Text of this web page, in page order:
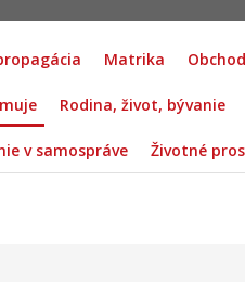
Matrika
Rodina, život, bývanie
v samospráve Životné